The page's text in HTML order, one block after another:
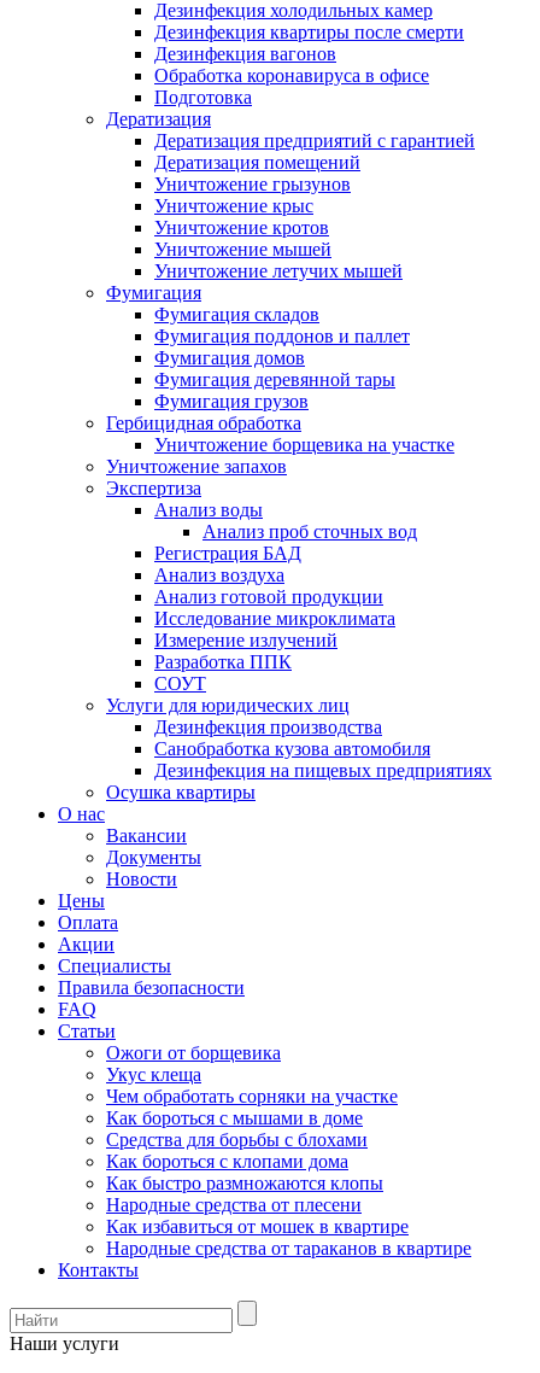
Дезинфекция холодильных камер
Дезинфекция квартиры после смерти
Дезинфекция вагонов
Обработка коронавируса в офисе
Подготовка
Дератизация
Дератизация предприятий с гарантией
Дератизация помещений
Уничтожение грызунов
Уничтожение крыс
Уничтожение кротов
Уничтожение мышей
Уничтожение летучих мышей
Фумигация
Фумигация складов
Фумигация поддонов и паллет
Фумигация домов
Фумигация деревянной тары
Фумигация грузов
Гербицидная обработка
Уничтожение борщевика на участке
Уничтожение запахов
Экспертиза
Анализ воды
Анализ проб сточных вод
Регистрация БАД
Анализ воздуха
Анализ готовой продукции
Исследование микроклимата
Измерение излучений
Разработка ППК
СОУТ
Услуги для юридических лиц
Дезинфекция производства
Санобработка кузова автомобиля
Дезинфекция на пищевых предприятиях
Осушка квартиры
О нас
Вакансии
Документы
Новости
Цены
Оплата
Акции
Специалисты
Правила безопасности
FAQ
Статьи
Ожоги от борщевика
Укус клеща
Чем обработать сорняки на участке
Как бороться с мышами в доме
Средства для борьбы с блохами
Как бороться с клопами дома
Как быстро размножаются клопы
Народные средства от плесени
Как избавиться от мошек в квартире
Народные средства от тараканов в квартире
Контакты
Наши услуги